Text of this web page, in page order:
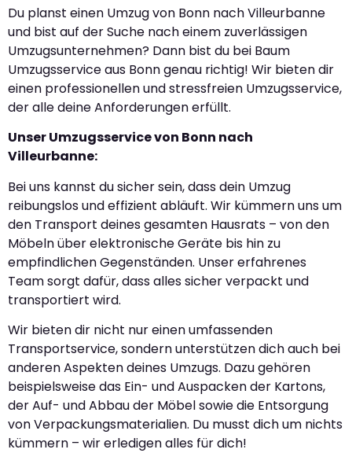
Du planst einen Umzug von Bonn nach Villeurbanne
und bist auf der Suche nach einem zuverlässigen
Umzugsunternehmen? Dann bist du bei Baum
Umzugsservice aus Bonn genau richtig! Wir bieten dir
einen professionellen und stressfreien Umzugsservice,
der alle deine Anforderungen erfüllt.
Unser Umzugsservice von Bonn nach
Villeurbanne:
Bei uns kannst du sicher sein, dass dein Umzug
reibungslos und effizient abläuft. Wir kümmern uns um
den Transport deines gesamten Hausrats – von den
Möbeln über elektronische Geräte bis hin zu
empfindlichen Gegenständen. Unser erfahrenes
Team sorgt dafür, dass alles sicher verpackt und
transportiert wird.
Wir bieten dir nicht nur einen umfassenden
Transportservice, sondern unterstützen dich auch bei
anderen Aspekten deines Umzugs. Dazu gehören
beispielsweise das Ein- und Auspacken der Kartons,
der Auf- und Abbau der Möbel sowie die Entsorgung
von Verpackungsmaterialien. Du musst dich um nichts
kümmern – wir erledigen alles für dich!